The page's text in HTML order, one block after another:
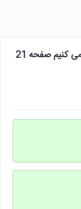
برای ثبت اطلاعات از چه ابزار و وسیله ای استفاده می کنیم صفحه 21